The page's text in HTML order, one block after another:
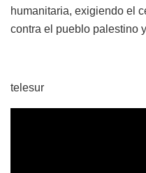
humanitaria, exigiendo el
contra el pueblo palestino
telesur